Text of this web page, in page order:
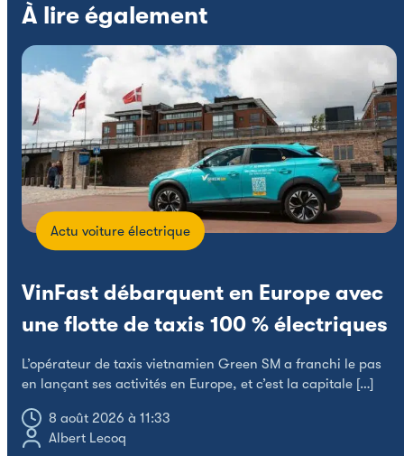
À lire également
Actu voiture électrique
VinFast débarquent en Europe avec
une flotte de taxis 100 % électriques
L’opérateur de taxis vietnamien Green SM a franchi le pas
en lançant ses activités en Europe, et c’est la capitale […]
8 août 2026 à 11:33
Albert Lecoq